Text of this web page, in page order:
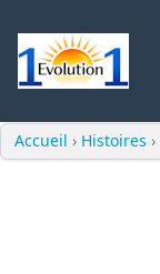
Accueil › Histoires ›